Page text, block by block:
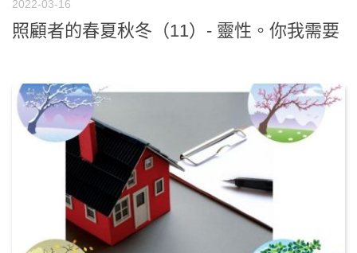
2022-03-16
照顧者的春夏秋冬（11）- 靈性。你我需要